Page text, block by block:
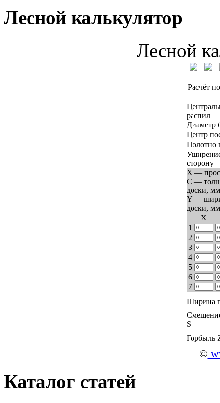
Лесной калькулятор
Лесной
Расчёт
распил
Диаметр
Центр
Полотно
сторону
X —
C —
доски, мм
Y —
доски, мм
Х
1
2
3
4
5
6
7
Ширина
S
Горбыль
©
Каталог статей